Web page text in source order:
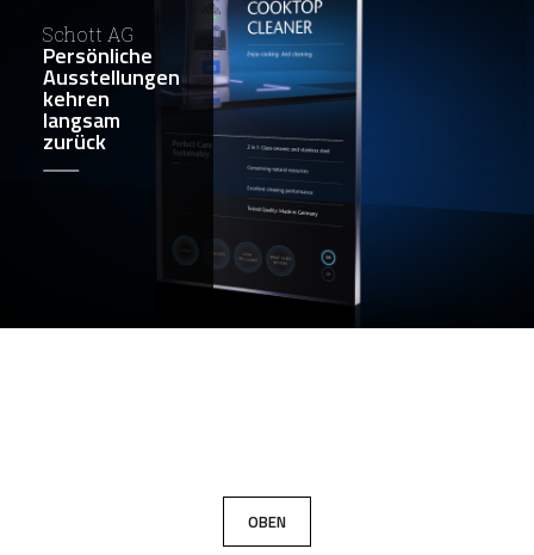
Schott AG
Persönliche
Ausstellungen
kehren
langsam
zurück
OBEN